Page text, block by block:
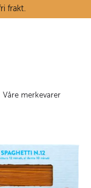
frakt.
Våre merkevarer